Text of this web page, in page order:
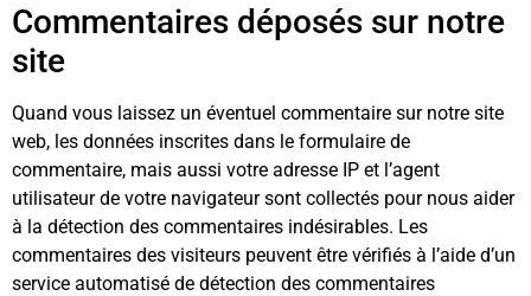
Commentaires déposés sur notre
site
Quand vous laissez un éventuel commentaire sur notre site
web, les données inscrites dans le formulaire de
commentaire, mais aussi votre adresse IP et l’agent
utilisateur de votre navigateur sont collectés pour nous aider
à la détection des commentaires indésirables. Les
commentaires des visiteurs peuvent être vérifiés à l’aide d’un
service automatisé de détection des commentaires